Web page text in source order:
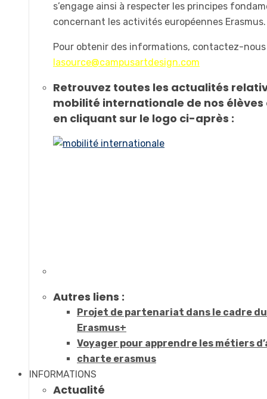
s’engage ainsi à respecter les principes
concernant les activités européennes Erasmus.
Pour obtenir des informations, contactez-
lasource@campusartdesign.com
Retrouvez toutes les actualités
mobilité internationale de nos
en cliquant sur le logo ci-après :
Autres liens :
Projet de partenariat dans le cadre
Erasmus+
Voyager pour apprendre les métiers
charte erasmus
INFORMATIONS
Actualité